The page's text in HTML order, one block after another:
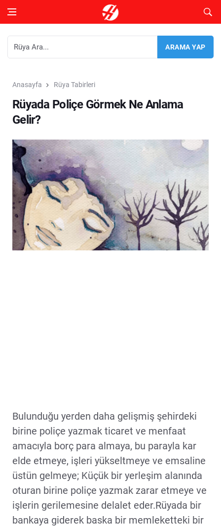
Anasayfa Rüya Tabirleri
Rüyada Poliçe Görmek Ne Anlama
Gelir?
Bulunduğu yerden daha gelişmiş şehirdeki
birine poliçe yazmak ticaret ve menfaat
amacıyla borç para almaya, bu parayla kar
elde etmeye, işleri yükseltmeye ve emsaline
üstün gelmeye; Küçük bir yerleşim alanında
oturan birine poliçe yazmak zarar etmeye ve
işlerin gerilemesine delalet eder.Rüyada bir
bankaya giderek baska bir memleketteki bir